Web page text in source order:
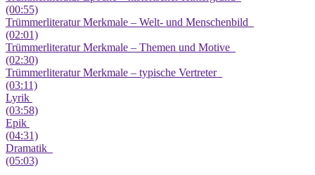
(00:55)
Trümmerliteratur Merkmale – Welt- und Menschenbild
(02:01)
Trümmerliteratur Merkmale – Themen und Motive
(02:30)
Trümmerliteratur Merkmale – typische Vertreter
(03:11)
Lyrik
(03:58)
Epik
(04:31)
Dramatik
(05:03)